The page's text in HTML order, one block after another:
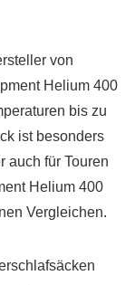
von
Helium 400
bis zu
ist besonders
auch für Touren
Helium 400
Vergleichen.